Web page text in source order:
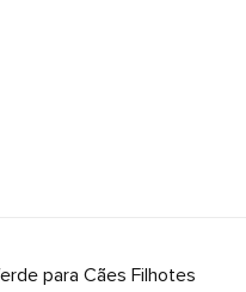
para Cães Filhotes